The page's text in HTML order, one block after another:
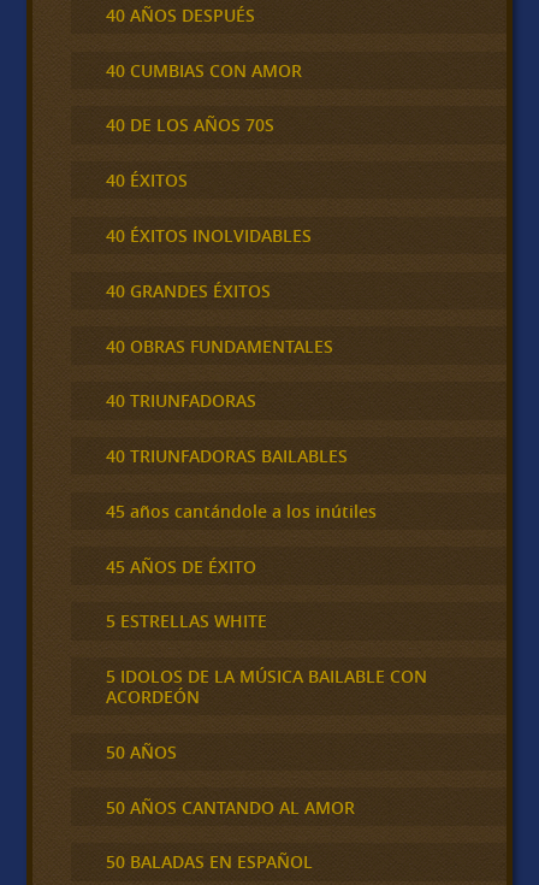
40 AÑOS DESPUÉS
40 CUMBIAS CON AMOR
40 DE LOS AÑOS 70S
40 ÉXITOS
40 ÉXITOS INOLVIDABLES
40 GRANDES ÉXITOS
40 OBRAS FUNDAMENTALES
40 TRIUNFADORAS
40 TRIUNFADORAS BAILABLES
45 años cantándole a los inútiles
45 AÑOS DE ÉXITO
5 ESTRELLAS WHITE
5 IDOLOS DE LA MÚSICA BAILABLE CON
ACORDEÓN
50 AÑOS
50 AÑOS CANTANDO AL AMOR
50 BALADAS EN ESPAÑOL